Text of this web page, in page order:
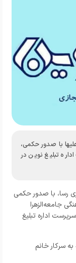
با صدور حکمی،
تبلیغ نوین در
رسا، با صدور حکمی
جامعه‌الزهرا
اداره تبلیغ
سرکار خانم